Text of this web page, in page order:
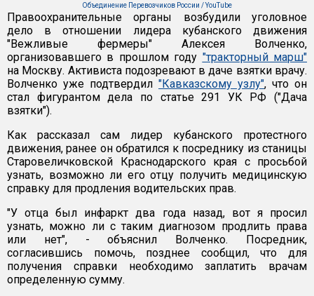
Объединение Перевозчиков России / YouTube
Правоохранительные органы возбудили уголовное
дело в отношении лидера кубанского движения
"Вежливые фермеры" Алексея Волченко,
организовавшего в прошлом году "тракторный марш"
на Москву. Активиста подозревают в даче взятки врачу.
Волченко уже подтвердил "Кавказскому узлу", что он
стал фигурантом дела по статье 291 УК РФ ("Дача
взятки").
Как рассказал сам лидер кубанского протестного
движения, ранее он обратился к посреднику из станицы
Старовеличковской Краснодарского края с просьбой
узнать, возможно ли его отцу получить медицинскую
справку для продления водительских прав.
"У отца был инфаркт два года назад, вот я просил
узнать, можно ли с таким диагнозом продлить права
или нет", - объяснил Волченко. Посредник,
согласившись помочь, позднее сообщил, что для
получения справки необходимо заплатить врачам
определенную сумму.